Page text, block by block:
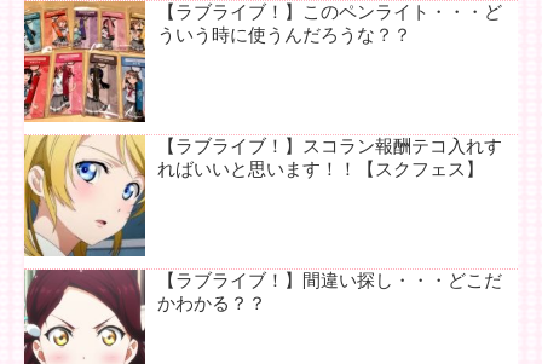
【ラブライブ！】このペンライト・・・ど
ういう時に使うんだろうな？？
【ラブライブ！】スコラン報酬テコ入れす
ればいいと思います！！【スクフェス】
【ラブライブ！】間違い探し・・・どこだ
かわかる？？